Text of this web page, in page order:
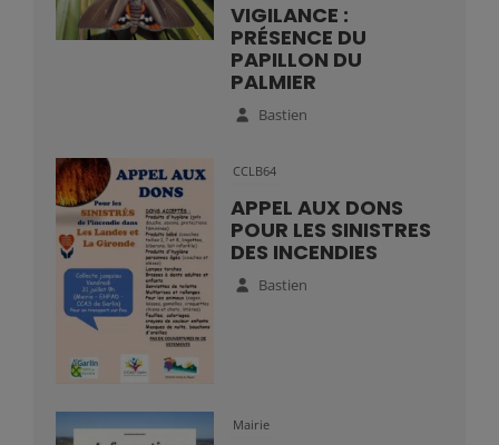
VIGILANCE :
PRÉSENCE DU
PAPILLON DU
PALMIER
Bastien
CCLB64
APPEL AUX DONS
POUR LES SINISTRES
DES INCENDIES
Bastien
Mairie